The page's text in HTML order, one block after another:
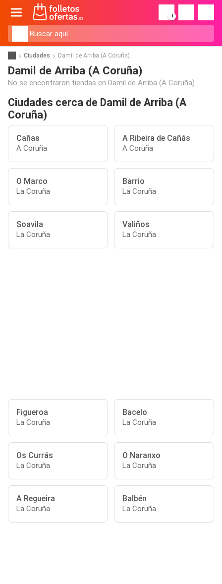
!
Ciudades Damil de Arriba (A Coruña)
Damil de Arriba (A Coruña)
No se encontraron tiendas en Damil de Arriba (A Coruña).
Ciudades cerca de Damil de Arriba (A
Coruña)
Cañas
A Coruña
A Ribeira de Cañás
A Coruña
O Marco
La Coruña
Barrio
La Coruña
Soavila
La Coruña
Valiños
La Coruña
Figueroa
La Coruña
Bacelo
La Coruña
Os Currás
La Coruña
O Naranxo
La Coruña
A Regueira
La Coruña
Balbén
La Coruña